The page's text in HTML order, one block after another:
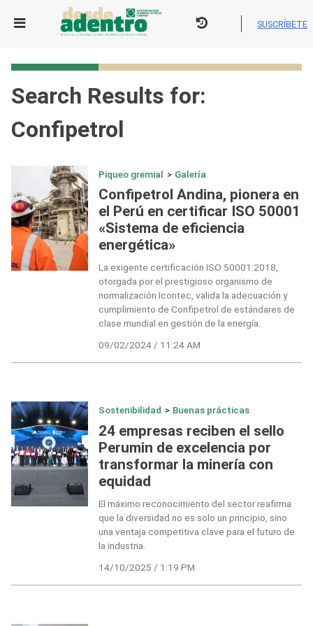
SUSCRÍBETE
Search Results for:
Confipetrol
Piqueo gremial > Galería
Confipetrol Andina, pionera en
el Perú en certificar ISO 50001
«Sistema de eficiencia
energética»
La exigente certificación ISO 50001:2018,
otorgada por el prestigioso organismo de
normalización Icontec, valida la adecuación y
cumplimiento de Confipetrol de estándares de
clase mundial en gestión de la energía.
09/02/2024 / 11:24 AM
Sostenibilidad > Buenas prácticas
24 empresas reciben el sello
Perumin de excelencia por
transformar la minería con
equidad
El máximo reconocimiento del sector reafirma
que la diversidad no es solo un principio, sino
una ventaja competitiva clave para el futuro de
la industria.
14/10/2025 / 1:19 PM